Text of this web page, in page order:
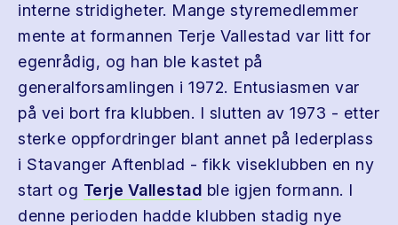
interne stridigheter. Mange styremedlemmer
mente at formannen Terje Vallestad var litt for
egenrådig, og han ble kastet på
generalforsamlingen i 1972. Entusiasmen var
på vei bort fra klubben. I slutten av 1973 - etter
sterke oppfordringer blant annet på lederplass
i Stavanger Aftenblad - fikk viseklubben en ny
start og Terje Vallestad ble igjen formann. I
denne perioden hadde klubben stadig nye